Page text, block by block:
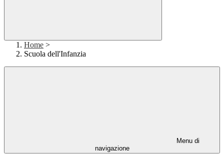
Home >
Scuola dell'Infanzia
Menu di
navigazione